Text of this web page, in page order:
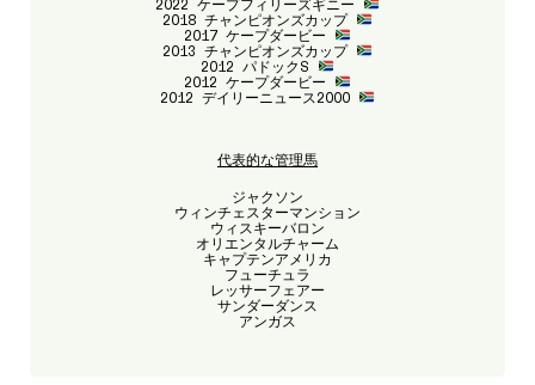
2022 ケープフィリーズギニー
2018 チャンピオンズカップ
2017 ケープダービー
2013 チャンピオンズカップ
2012 パドックS
2012 ケープダービー
2012 デイリーニュース2000
代表的な管理馬
ジャクソン
ウィンチェスターマンション
ウィスキーバロン
オリエンタルチャーム
キャプテンアメリカ
フューチュラ
レッサーフェアー
サンダーダンス
アンガス